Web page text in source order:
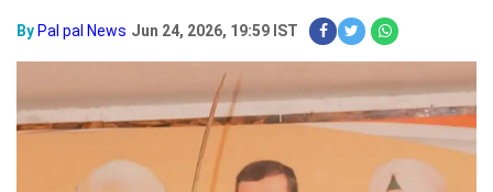
By Pal pal News Jun 24, 2026, 19:59 IST